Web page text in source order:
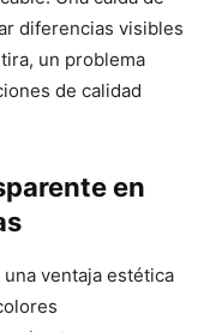
diferencias visibles
un problema
de calidad
en
ventaja estética